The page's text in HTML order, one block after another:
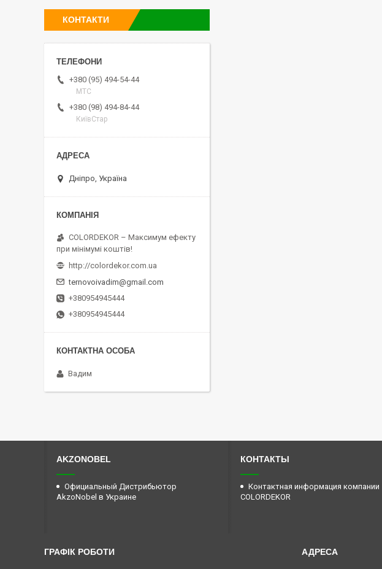
КОНТАКТИ
+380 (95) 494-54-44
МТС
+380 (98) 494-84-44
КиївСтар
Дніпро, Україна
COLORDEKOR – Максимум ефекту
при мінімумі коштів!
http://colordekor.com.ua
ternovoivadim@gmail.com
+380954945444
+380954945444
Вадим
AKZONOBEL
Официальный Дистрибьютор
AkzoNobel в Украине
КОНТАКТЫ
Контактная информация компании
COLORDEKOR
ГРАФІК РОБОТИ